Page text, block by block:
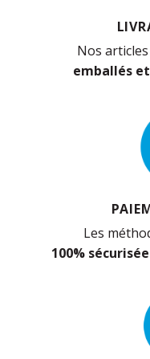
Nos
emballés
Les
100%